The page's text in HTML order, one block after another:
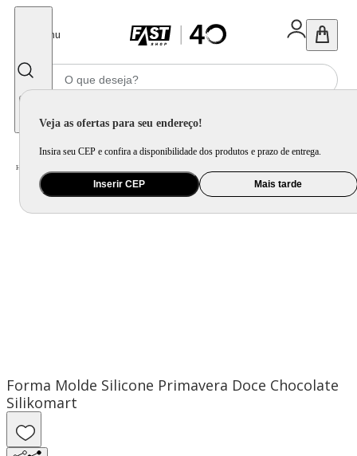
Menu
Veja as ofertas para seu endereço!
Insira seu CEP e confira a disponibilidade dos produtos e prazo de entrega.
Inserir CEP Mais tarde
Home
Forma Molde Silicone Primavera Doce Chocolate
Silikomart